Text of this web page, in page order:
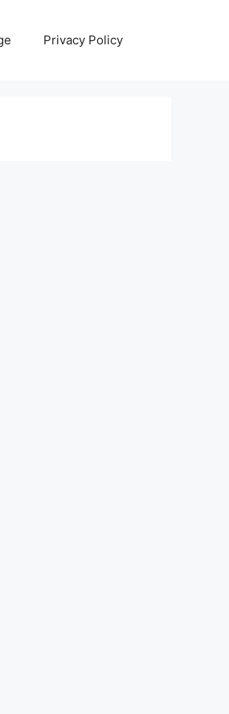
Privacy Policy